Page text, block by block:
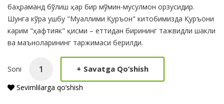
баҳраманд бўлиш ҳар бир мўмин-мусулмон орзусидир.
Шунга кўра ушбу "Муаллими Қуръон" китобимизда Қуръони
карим "ҳафтияк" қисми – еттидан бирининг тажвидли шакли
ва маъноларининг таржимаси берилди.
Soni + Savatga Qo‘shish
Sevimlilarga qo‘shish